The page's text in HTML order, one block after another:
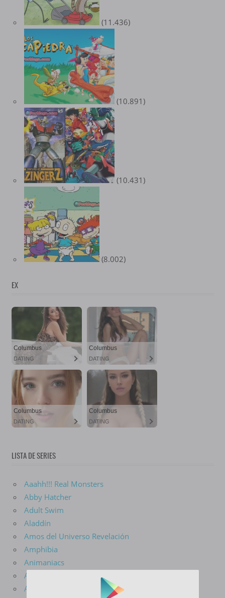
(11.436)
(10.891)
(10.431)
(8.002)
EX
LISTA DE SERIES
Aaahh!!! Real Monsters
Abby Hatcher
Adult Swim
Aladdín
Amos del Universo Revelación
Amphibia
Animaniacs
Aquaman
Arcane